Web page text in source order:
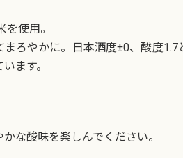
使用。
ろやかに。日本酒度±0、酸度
ます。
な酸味を楽しんでください。